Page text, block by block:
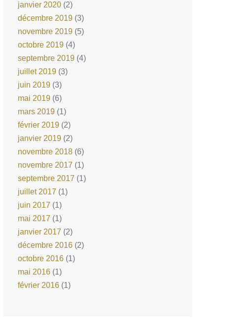
janvier 2020(2)
décembre 2019(3)
novembre 2019(5)
octobre 2019(4)
septembre 2019(4)
juillet 2019(3)
juin 2019(3)
mai 2019(6)
mars 2019(1)
février 2019(2)
janvier 2019(2)
novembre 2018(6)
novembre 2017 (1)
septembre 2017 (1)
juillet 2017 (1)
juin 2017 (1)
mai 2017 (1)
janvier 2017 (2)
décembre 2016(2)
octobre 2016(1)
mai 2016(1)
février 2016(1)